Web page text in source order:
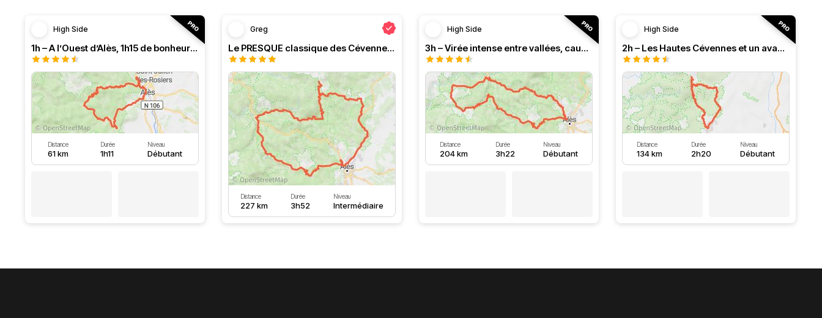
High Side
1h – A l’Ouest d’Alès, 1h15 de bonheur (HSRF23)
Distance
61 km
Durée
1h11
Niveau
Débutant
Greg
Le PRESQUE classique des Cévennes par Greg
Distance
227 km
Durée
3h52
Niveau
Intermédiaire
High Side
3h – Virée intense entre vallées, causses et monts (HSRF24)
Distance
204 km
Durée
3h22
Niveau
Débutant
High Side
2h – Les Hautes Cévennes et un avant-goût d'Ardèche (HSRF24)
Distance
134 km
Durée
2h20
Niveau
Débutant